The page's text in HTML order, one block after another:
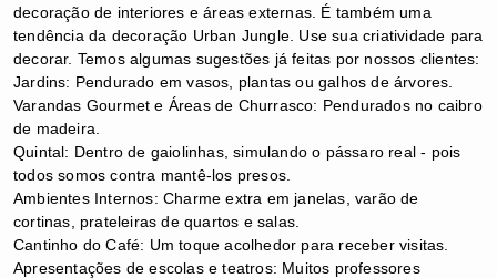
decoração de interiores e áreas externas. É também uma
tendência da decoração Urban Jungle. Use sua criatividade para
decorar. Temos algumas sugestões já feitas por nossos clientes:
​Jardins: Pendurado em vasos, plantas ou galhos de árvores.
Varandas Gourmet e Áreas de Churrasco: Pendurados no caibro
de madeira.
Quintal: Dentro de gaiolinhas, simulando o pássaro real - pois
todos somos contra mantê-los presos.
​Ambientes Internos: Charme extra em janelas, varão de
cortinas, prateleiras de quartos e salas.
​Cantinho do Café: Um toque acolhedor para receber visitas.
Apresentações de escolas e teatros: Muitos professores